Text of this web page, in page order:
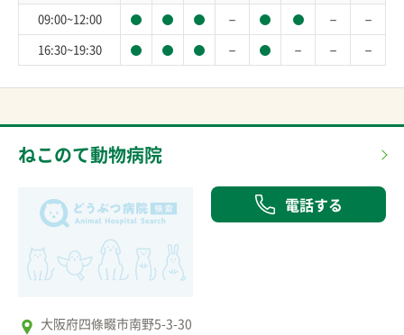
09:00~12:00 － － －
16:30~19:30 － － － －
ねこのて動物病院
電話する
大阪府四條畷市南野5-3-30